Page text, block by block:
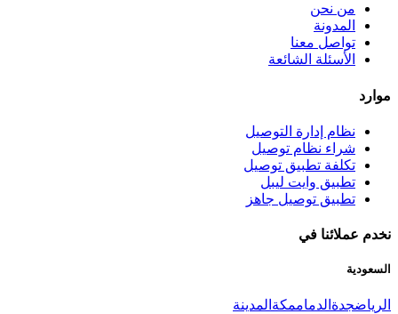
من نحن
المدونة
تواصل معنا
الأسئلة الشائعة
موارد
نظام إدارة التوصيل
شراء نظام توصيل
تكلفة تطبيق توصيل
تطبيق وايت ليبل
تطبيق توصيل جاهز
نخدم عملائنا في
السعودية
الرياضجدة الدماممكة المدينة